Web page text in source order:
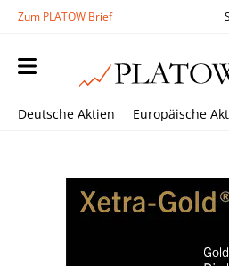
Zum PLATOW Brief
Deutsche Aktien Europäische